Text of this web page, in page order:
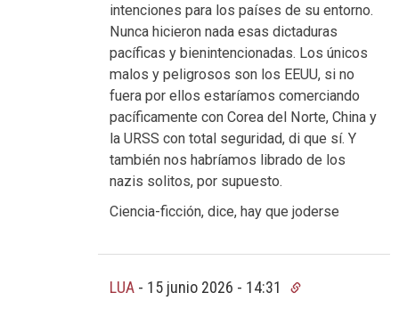
intenciones para los países de su entorno.
Nunca hicieron nada esas dictaduras
pacíficas y bienintencionadas. Los únicos
malos y peligrosos son los EEUU, si no
fuera por ellos estaríamos comerciando
pacíficamente con Corea del Norte, China y
la URSS con total seguridad, di que sí. Y
también nos habríamos librado de los
nazis solitos, por supuesto.
Ciencia-ficción, dice, hay que joderse
LUA - 15 junio 2026 - 14:31